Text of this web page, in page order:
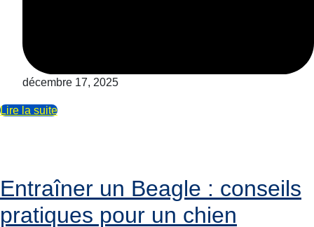
décembre 17, 2025
Lire la suite
Entraîner un Beagle : conseils
pratiques pour un chien